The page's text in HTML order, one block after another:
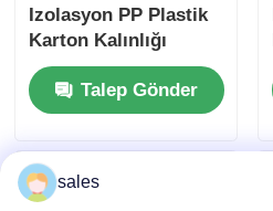
Izolasyon PP Plastik
Karton Kalınlığı
Genellikle 1 mm'den
20 mm'ye kadar
değişir Elektriksel ve
İçin İdeal
Talep Gönder
sales